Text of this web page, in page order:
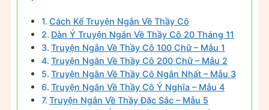
Cách Kể Truyện Ngắn Về Thầy Cô
Dàn Ý Truyện Ngắn Về Thầy Cô 20 Tháng 11
Truyện Ngắn Về Thầy Cô 100 Chữ – Mẫu 1
Truyện Ngắn Về Thầy Cô 200 Chữ – Mẫu 2
Truyện Ngắn Về Thầy Cô Ngắn Nhất – Mẫu 3
Truyện Ngắn Về Thầy Cô Ý Nghĩa – Mẫu 4
Truyện Ngắn Về Thầy Đặc Sắc – Mẫu 5